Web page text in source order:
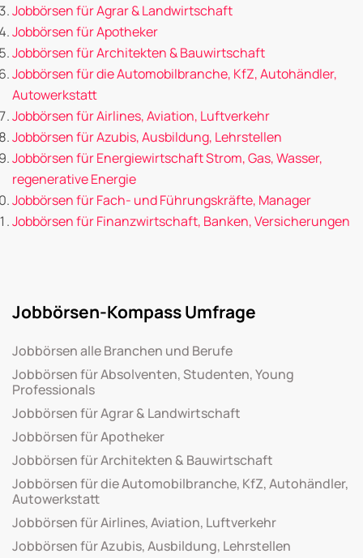
Jobbörsen für Agrar & Landwirtschaft
Jobbörsen für Apotheker
Jobbörsen für Architekten & Bauwirtschaft
Jobbörsen für die Automobilbranche, KfZ, Autohändler,
Autowerkstatt
Jobbörsen für Airlines, Aviation, Luftverkehr
Jobbörsen für Azubis, Ausbildung, Lehrstellen
Jobbörsen für Energiewirtschaft Strom, Gas, Wasser,
regenerative Energie
Jobbörsen für Fach- und Führungskräfte, Manager
Jobbörsen für Finanzwirtschaft, Banken, Versicherungen
Jobbörsen-Kompass Umfrage
Jobbörsen alle Branchen und Berufe
Jobbörsen für Absolventen, Studenten, Young
Professionals
Jobbörsen für Agrar & Landwirtschaft
Jobbörsen für Apotheker
Jobbörsen für Architekten & Bauwirtschaft
Jobbörsen für die Automobilbranche, KfZ, Autohändler,
Autowerkstatt
Jobbörsen für Airlines, Aviation, Luftverkehr
Jobbörsen für Azubis, Ausbildung, Lehrstellen